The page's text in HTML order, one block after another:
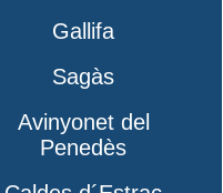
Gallifa
Sagàs
Avinyonet del
Penedès